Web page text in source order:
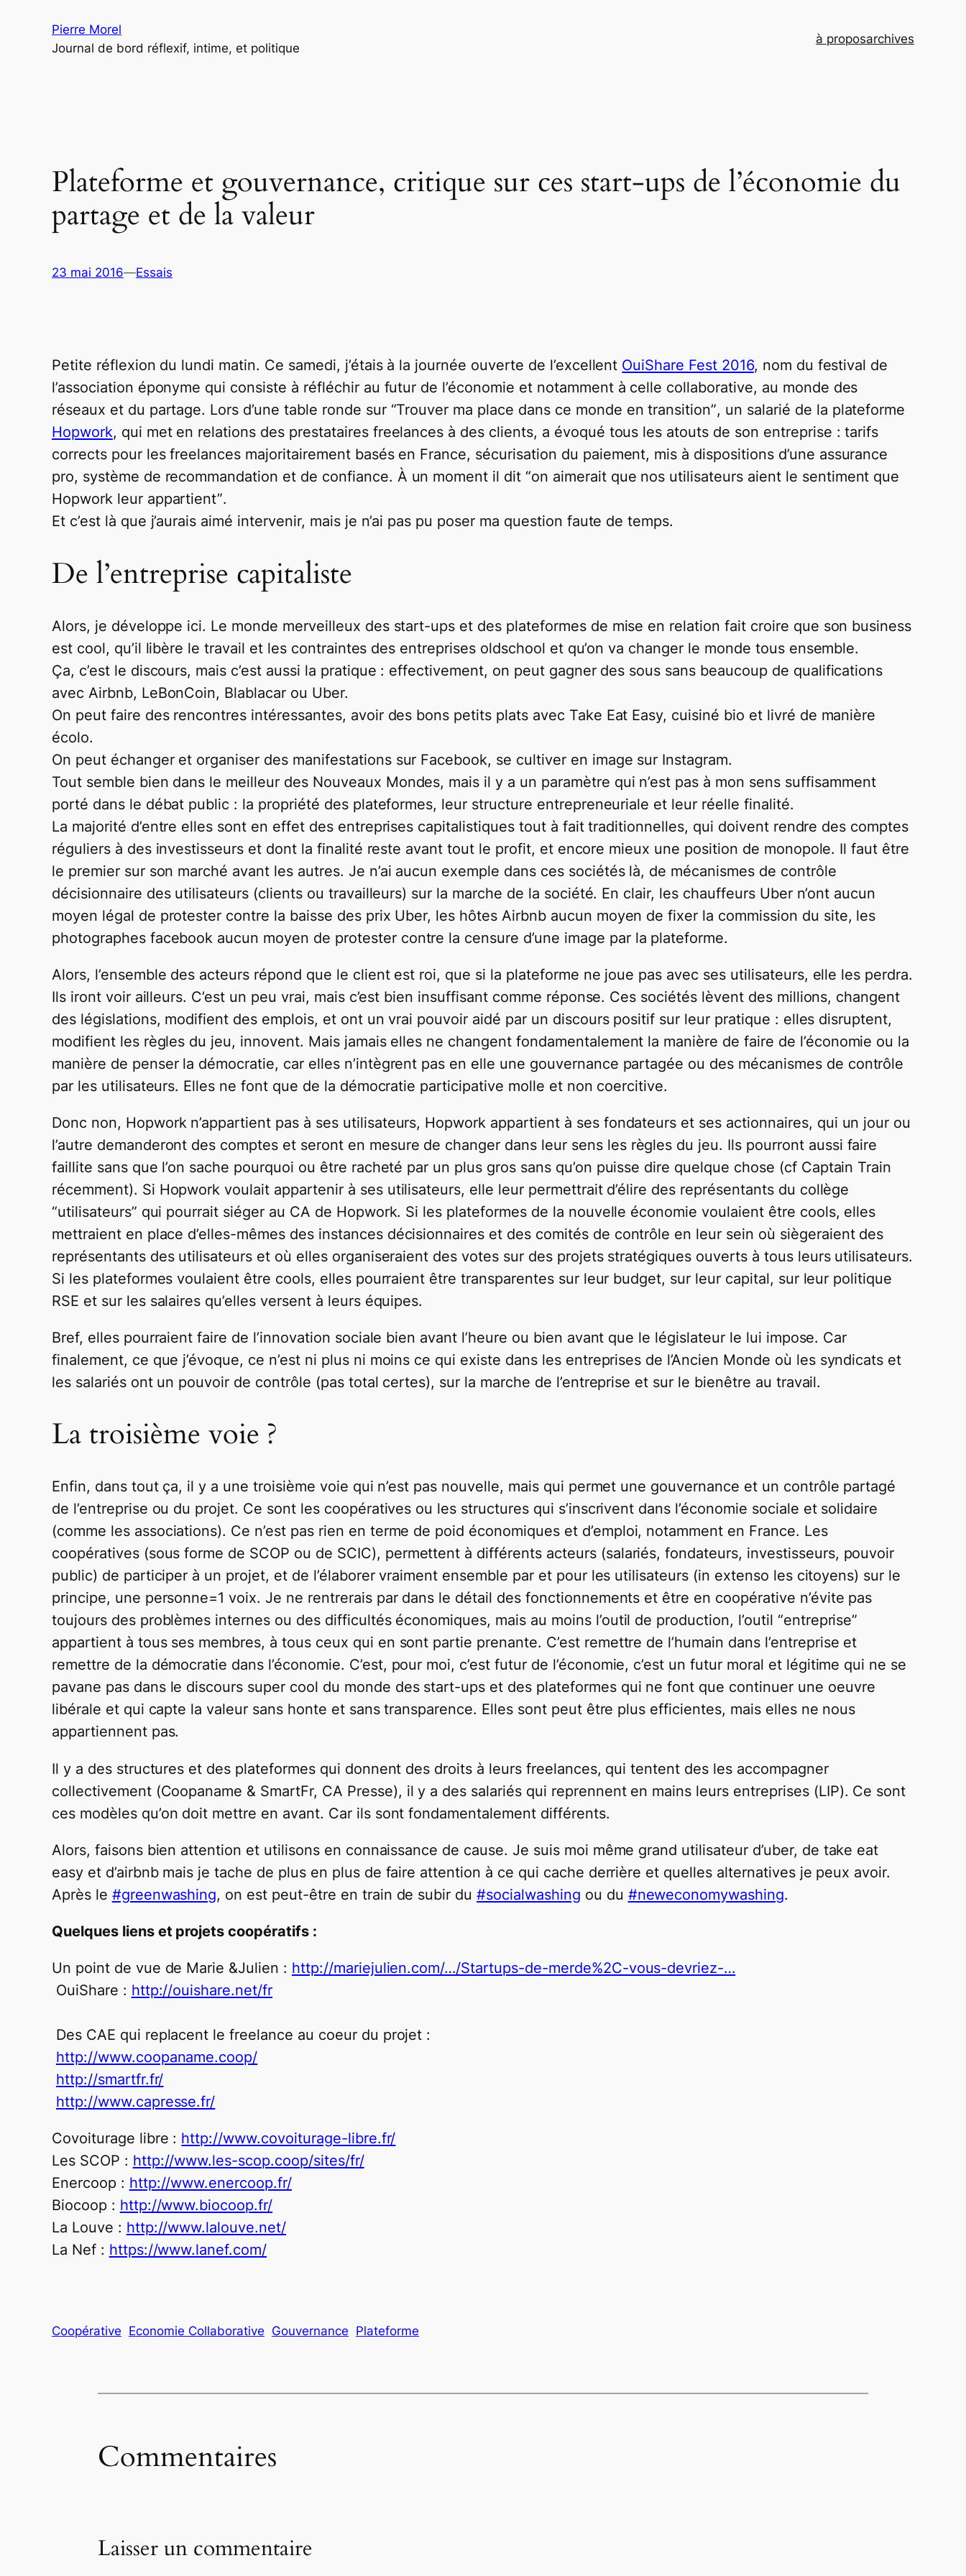
Pierre Morel
Journal de bord réflexif, intime, et politique
à proposarchives
Plateforme et gouvernance, critique sur ces start-ups de l’économie du
partage et de la valeur
23 mai 2016—Essais
Petite réflexion du lundi matin. Ce samedi, j’étais à la journée ouverte de l’excellent OuiShare Fest 2016, nom du festival de
l’association éponyme qui consiste à réfléchir au futur de l’économie et notamment à celle collaborative, au monde des
réseaux et du partage. Lors d’une table ronde sur “Trouver ma place dans ce monde en transition”, un salarié de la plateforme
Hopwork, qui met en relations des prestataires freelances à des clients, a évoqué tous les atouts de son entreprise : tarifs
corrects pour les freelances majoritairement basés en France, sécurisation du paiement, mis à dispositions d’une assurance
pro, système de recommandation et de confiance. À un moment il dit “on aimerait que nos utilisateurs aient le sentiment que
Hopwork leur appartient”.
Et c’est là que j’aurais aimé intervenir, mais je n’ai pas pu poser ma question faute de temps.
De l’entreprise capitaliste
Alors, je développe ici. Le monde merveilleux des start-ups et des plateformes de mise en relation fait croire que son business
est cool, qu’il libère le travail et les contraintes des entreprises oldschool et qu’on va changer le monde tous ensemble.
Ça, c’est le discours, mais c’est aussi la pratique : effectivement, on peut gagner des sous sans beaucoup de qualifications
avec Airbnb, LeBonCoin, Blablacar ou Uber.
On peut faire des rencontres intéressantes, avoir des bons petits plats avec Take Eat Easy, cuisiné bio et livré de manière
écolo.
On peut échanger et organiser des manifestations sur Facebook, se cultiver en image sur Instagram.
Tout semble bien dans le meilleur des Nouveaux Mondes, mais il y a un paramètre qui n’est pas à mon sens suffisamment
porté dans le débat public : la propriété des plateformes, leur structure entrepreneuriale et leur réelle finalité.
La majorité d’entre elles sont en effet des entreprises capitalistiques tout à fait traditionnelles, qui doivent rendre des comptes
réguliers à des investisseurs et dont la finalité reste avant tout le profit, et encore mieux une position de monopole. Il faut être
le premier sur son marché avant les autres. Je n’ai aucun exemple dans ces sociétés là, de mécanismes de contrôle
décisionnaire des utilisateurs (clients ou travailleurs) sur la marche de la société. En clair, les chauffeurs Uber n’ont aucun
moyen légal de protester contre la baisse des prix Uber, les hôtes Airbnb aucun moyen de fixer la commission du site, les
photographes facebook aucun moyen de protester contre la censure d’une image par la plateforme.
Alors, l’ensemble des acteurs répond que le client est roi, que si la plateforme ne joue pas avec ses utilisateurs, elle les perdra.
Ils iront voir ailleurs. C’est un peu vrai, mais c’est bien insuffisant comme réponse. Ces sociétés lèvent des millions, changent
des législations, modifient des emplois, et ont un vrai pouvoir aidé par un discours positif sur leur pratique : elles disruptent,
modifient les règles du jeu, innovent. Mais jamais elles ne changent fondamentalement la manière de faire de l’économie ou la
manière de penser la démocratie, car elles n’intègrent pas en elle une gouvernance partagée ou des mécanismes de contrôle
par les utilisateurs. Elles ne font que de la démocratie participative molle et non coercitive.
Donc non, Hopwork n’appartient pas à ses utilisateurs, Hopwork appartient à ses fondateurs et ses actionnaires, qui un jour ou
l’autre demanderont des comptes et seront en mesure de changer dans leur sens les règles du jeu. Ils pourront aussi faire
faillite sans que l’on sache pourquoi ou être racheté par un plus gros sans qu’on puisse dire quelque chose (cf Captain Train
récemment). Si Hopwork voulait appartenir à ses utilisateurs, elle leur permettrait d’élire des représentants du collège
“utilisateurs” qui pourrait siéger au CA de Hopwork. Si les plateformes de la nouvelle économie voulaient être cools, elles
mettraient en place d’elles-mêmes des instances décisionnaires et des comités de contrôle en leur sein où siègeraient des
représentants des utilisateurs et où elles organiseraient des votes sur des projets stratégiques ouverts à tous leurs utilisateurs.
Si les plateformes voulaient être cools, elles pourraient être transparentes sur leur budget, sur leur capital, sur leur politique
RSE et sur les salaires qu’elles versent à leurs équipes.
Bref, elles pourraient faire de l’innovation sociale bien avant l’heure ou bien avant que le législateur le lui impose. Car
finalement, ce que j’évoque, ce n’est ni plus ni moins ce qui existe dans les entreprises de l’Ancien Monde où les syndicats et
les salariés ont un pouvoir de contrôle (pas total certes), sur la marche de l’entreprise et sur le bienêtre au travail.
La troisième voie ?
Enfin, dans tout ça, il y a une troisième voie qui n’est pas nouvelle, mais qui permet une gouvernance et un contrôle partagé
de l’entreprise ou du projet. Ce sont les coopératives ou les structures qui s’inscrivent dans l’économie sociale et solidaire
(comme les associations). Ce n’est pas rien en terme de poid économiques et d’emploi, notamment en France. Les
coopératives (sous forme de SCOP ou de SCIC), permettent à différents acteurs (salariés, fondateurs, investisseurs, pouvoir
public) de participer à un projet, et de l’élaborer vraiment ensemble par et pour les utilisateurs (in extenso les citoyens) sur le
principe, une personne=1 voix. Je ne rentrerais par dans le détail des fonctionnements et être en coopérative n’évite pas
toujours des problèmes internes ou des difficultés économiques, mais au moins l’outil de production, l’outil “entreprise”
appartient à tous ses membres, à tous ceux qui en sont partie prenante. C’est remettre de l’humain dans l’entreprise et
remettre de la démocratie dans l’économie. C’est, pour moi, c’est futur de l’économie, c’est un futur moral et légitime qui ne se
pavane pas dans le discours super cool du monde des start-ups et des plateformes qui ne font que continuer une oeuvre
libérale et qui capte la valeur sans honte et sans transparence. Elles sont peut être plus efficientes, mais elles ne nous
appartiennent pas.
Il y a des structures et des plateformes qui donnent des droits à leurs freelances, qui tentent des les accompagner
collectivement (Coopaname & SmartFr, CA Presse), il y a des salariés qui reprennent en mains leurs entreprises (LIP). Ce sont
ces modèles qu’on doit mettre en avant. Car ils sont fondamentalement différents.
Alors, faisons bien attention et utilisons en connaissance de cause. Je suis moi même grand utilisateur d’uber, de take eat
easy et d’airbnb mais je tache de plus en plus de faire attention à ce qui cache derrière et quelles alternatives je peux avoir.
Après le ‪#‎greenwashing‬, on est peut-être en train de subir du‪#‎socialwashing‬ ou du ‪#‎neweconomywashing‬.
Quelques liens et projets coopératifs :
Un point de vue de Marie &Julien : http://mariejulien.com/…/Startups-de-merde%2C-vous-devriez-…
OuiShare : http://ouishare.net/fr
Des CAE qui replacent le freelance au coeur du projet :
http://www.coopaname.coop/
http://smartfr.fr/
http://www.capresse.fr/
Covoiturage libre : http://www.covoiturage-libre.fr/
Les SCOP : http://www.les-scop.coop/sites/fr/
Enercoop : http://www.enercoop.fr/
Biocoop : http://www.biocoop.fr/
La Louve : http://www.lalouve.net/
La Nef : https://www.lanef.com/
Coopérative Economie Collaborative Gouvernance Plateforme
Commentaires
Laisser un commentaire